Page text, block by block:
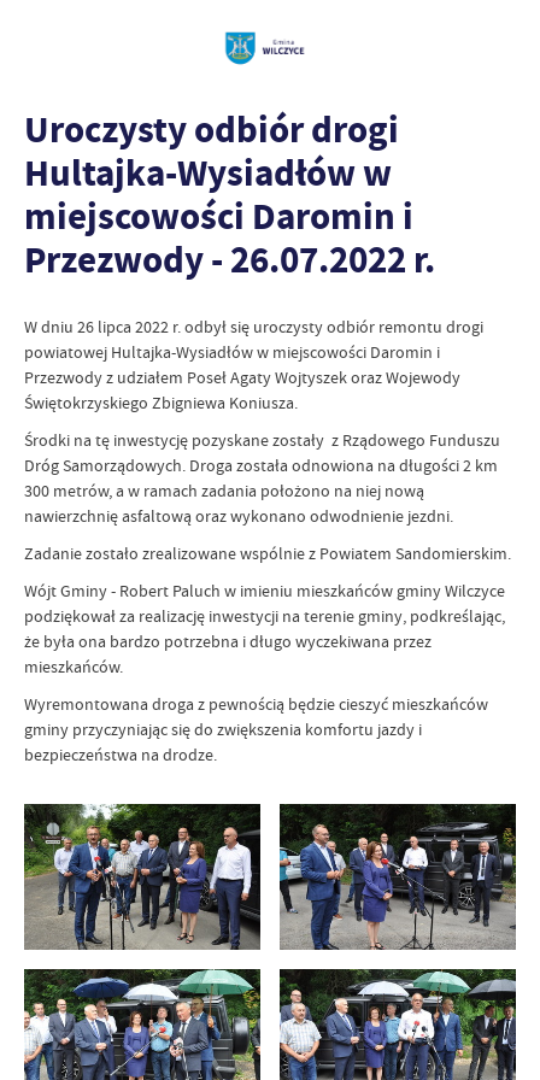
Uroczysty odbiór drogi
Hultajka-Wysiadłów w
miejscowości Daromin i
Przezwody - 26.07.2022 r.
W dniu 26 lipca 2022 r. odbył się uroczysty odbiór remontu drogi
powiatowej Hultajka-Wysiadłów w miejscowości Daromin i
Przezwody z udziałem Poseł Agaty Wojtyszek oraz Wojewody
Świętokrzyskiego Zbigniewa Koniusza.
Środki na tę inwestycję pozyskane zostały z Rządowego Funduszu
Dróg Samorządowych. Droga została odnowiona na długości 2 km
300 metrów, a w ramach zadania położono na niej nową
nawierzchnię asfaltową oraz wykonano odwodnienie jezdni.
Zadanie zostało zrealizowane wspólnie z Powiatem Sandomierskim.
Wójt Gminy - Robert Paluch w imieniu mieszkańców gminy Wilczyce
podziękował za realizację inwestycji na terenie gminy, podkreślając,
że była ona bardzo potrzebna i długo wyczekiwana przez
mieszkańców.
Wyremontowana droga z pewnością będzie cieszyć mieszkańców
gminy przyczyniając się do zwiększenia komfortu jazdy i
bezpieczeństwa na drodze.